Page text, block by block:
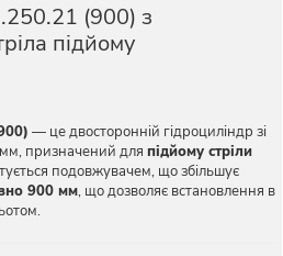
(900) з
підйому
— це двосторонній гідроциліндр зі
призначений для підйому стріли
подовжувачем, що збільшує
900 мм, що дозволяє встановлення в